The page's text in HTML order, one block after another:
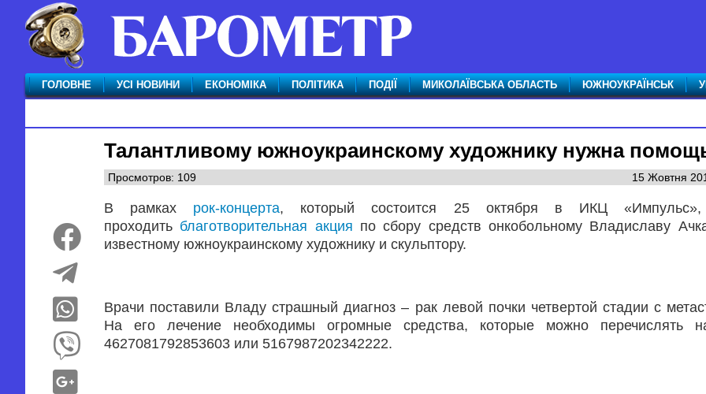
ГОЛОВНЕ УСІ НОВИНИ ЕКОНОМІКА ПОЛІТИКА ПОДІЇ МИКОЛАЇВСЬКА ОБЛАСТЬ ЮЖНОУКРАЇНСЬК
Талантливому южноукраинскому художнику нужна
Просмотров: 109 15 Жовтня
В рамках рок-концерта, который состоится 25 октября в ИКЦ «Импульс»,
проходить благотворительная акция по сбору средств онкобольному Владиславу
известному южноукраинскому художнику и скульптору.
Врачи поставили Владу страшный диагноз – рак левой почки четвертой стадии с
На его лечение необходимы огромные средства, которые можно перечислять
4627081792853603 или 5167987202342222.